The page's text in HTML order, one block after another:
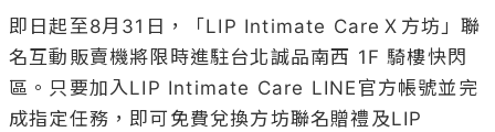
即日起至8月31日，「LIP Intimate CareＸ方坊」聯
名互動販賣機將限時進駐台北誠品南西 1F 騎樓快閃
區。只要加入LIP Intimate Care LINE官方帳號並完
成指定任務，即可免費兌換方坊聯名贈禮及LIP